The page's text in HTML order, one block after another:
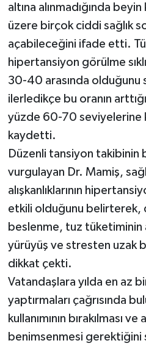
altına alınmadığında
üzere birçok ciddi sağlık
açabileceğini ifade etti.
hipertansiyon görülme
30-40 arasında olduğunu
ilerledikçe bu oranın
yüzde 60-70 seviyelerine
kaydetti.
Düzenli tansiyon takibinin
vurgulayan Dr. Mamiş,
alışkanlıklarının
etkili olduğunu belirterek,
beslenme, tuz tüketiminin
yürüyüş ve stresten uzak
dikkat çekti.
Vatandaşlara yılda en az
yaptırmaları çağrısında
kullanımının bırakılması
benimsenmesi gerektiğini